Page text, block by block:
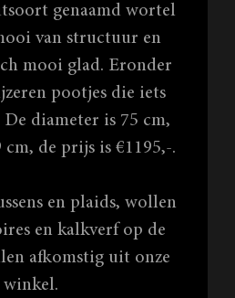
genaamd wortel
van structuur en
mooi glad. Eronder
pootjes die iets
diameter is 75 cm,
cm, de prijs is €1195,-.
en plaids, wollen
en kalkverf op de
afkomstig uit onze
winkel.